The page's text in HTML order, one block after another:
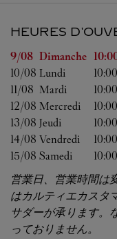
HEURES
Jour de la semaine
9/08 Dimanche
10/08 Lundi 10:00
11/08 Mardi 10:00
12/08 Mercredi 10:00
13/08 Jeudi 10:00
14/08 Vendredi 10:00
15/08 Samedi 10:00
営業日、営業時間は
はカルティエカスタ
サダーが承ります。
っておりません。